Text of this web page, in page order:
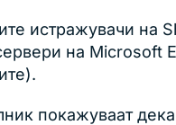
истражувачи на
на
покажуваат